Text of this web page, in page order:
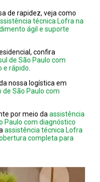
de rapidez, veja como
técnica Lofra na
ágil e suporte
confira
de São Paulo com
e rápido
nossa logística em
São Paulo com
por meio da assistência
Paulo com diagnóstico
assistência técnica Lofra
completa para